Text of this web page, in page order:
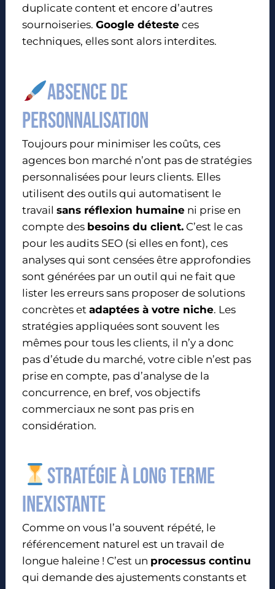
duplicate content et encore d’autres
sournoiseries.Google déteste ces
techniques, elles sont alors interdites.
Absence de
personnalisation
Toujours pour minimiser les coûts, ces
agences bon marché n’ont pas de stratégies
personnalisées pour leurs clients. Elles
utilisent des outils qui automatisent le
travailsans réflexion humaine ni prise en
compte des besoins du client. C’est le cas
pour les audits SEO (si elles en font), ces
analyses qui sont censées être approfondies
sont générées par un outil qui ne fait que
lister les erreurs sans proposer de solutions
concrètes etadaptées à votre niche. Les
stratégies appliquées sont souvent les
mêmes pour tous les clients, il n’y a donc
pas d’étude du marché, votre cible n’est pas
prise en compte, pas d’analyse de la
concurrence, en bref, vos objectifs
commerciaux ne sont pas pris en
considération.
Stratégie à long terme
inexistante
Comme on vous l’a souvent répété, le
référencement naturel est un travail de
longue haleine ! C’est un processus continu
qui demande des ajustements constants et